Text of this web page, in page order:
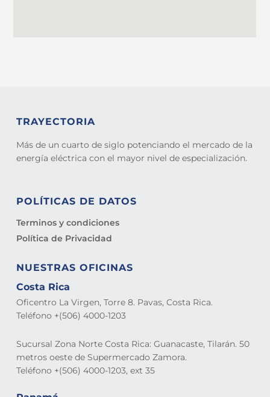
TRAYECTORIA
Más de un cuarto de siglo potenciando el mercado de la
energía eléctrica con el mayor nivel de especialización.
POLÍTICAS DE DATOS
Terminos y condiciones
Política de Privacidad
NUESTRAS OFICINAS
Costa Rica
Oficentro La Virgen, Torre 8. Pavas, Costa Rica.
Teléfono +(506) 4000-1203
Sucursal Zona Norte Costa Rica: Guanacaste, Tilarán. 50
metros oeste de Supermercado Zamora.
Teléfono +(506) 4000-1203, ext 35